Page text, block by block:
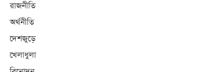
রাজনীতি
অর্থনীতি
দেশজুড়ে
খেলাধুলা